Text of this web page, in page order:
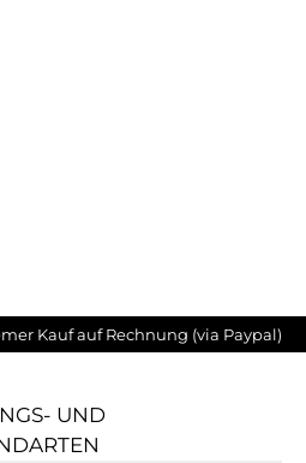
Kauf auf Rechnung (via Paypal)
UND